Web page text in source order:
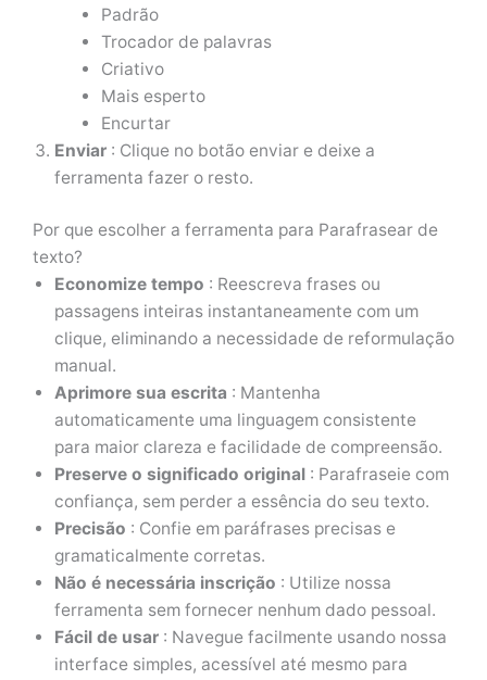
Padrão
Trocador de palavras
Criativo
Mais esperto
Encurtar
Enviar : Clique no botão enviar e deixe a
ferramenta fazer o resto.
Por que escolher a ferramenta para Parafrasear de
texto?
Economize tempo : Reescreva frases ou
passagens inteiras instantaneamente com um
clique, eliminando a necessidade de reformulação
manual.
Aprimore sua escrita : Mantenha
automaticamente uma linguagem consistente
para maior clareza e facilidade de compreensão.
Preserve o significado original : Parafraseie com
confiança, sem perder a essência do seu texto.
Precisão : Confie em paráfrases precisas e
gramaticalmente corretas.
Não é necessária inscrição : Utilize nossa
ferramenta sem fornecer nenhum dado pessoal.
Fácil de usar : Navegue facilmente usando nossa
interface simples, acessível até mesmo para